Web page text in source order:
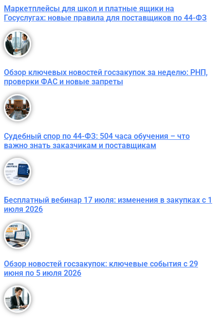
Маркетплейсы для школ и платные ящики на
Госуслугах: новые правила для поставщиков по 44-ФЗ
Обзор ключевых новостей госзакупок за неделю: РНП,
проверки ФАС и новые запреты
Судебный спор по 44-ФЗ: 504 часа обучения – что
важно знать заказчикам и поставщикам
Бесплатный вебинар 17 июля: изменения в закупках с 1
июля 2026
Обзор новостей госзакупок: ключевые события с 29
июня по 5 июля 2026